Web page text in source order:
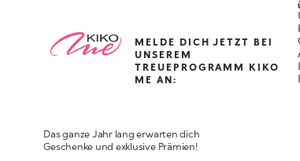
MELDE DICH JETZT BEI
UNSEREM
TREUEPROGRAMM KIKO
ME AN:
Das ganze Jahr lang erwarten dich
Geschenke und exklusive Prämien!